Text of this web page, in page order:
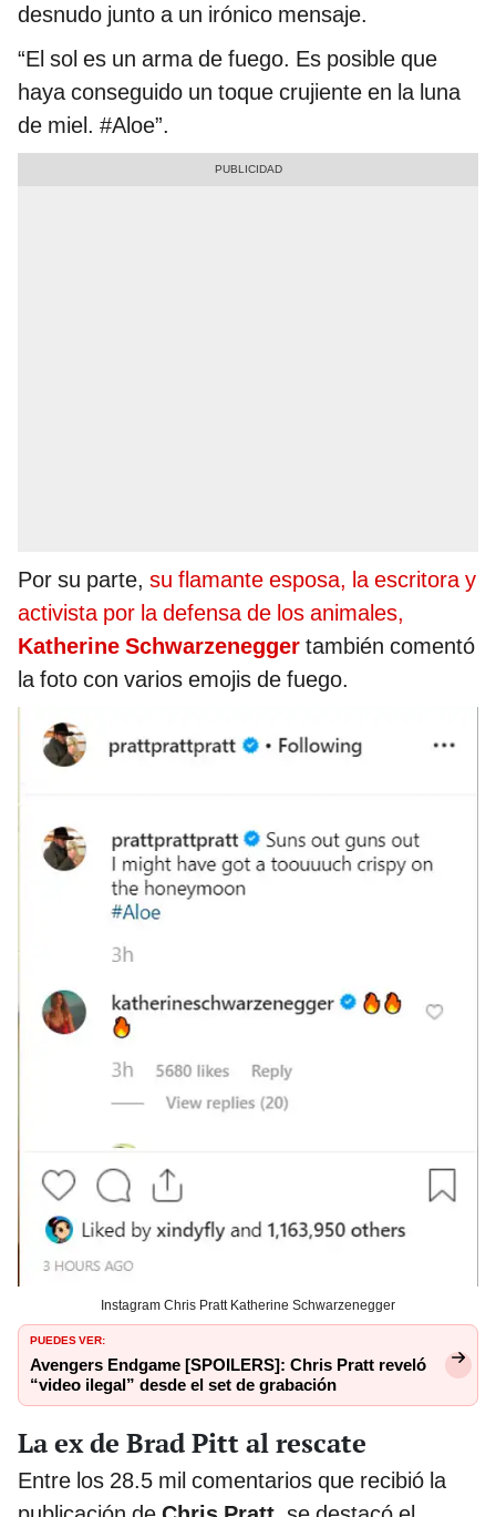
desnudo junto a un irónico mensaje.
“El sol es un arma de fuego. Es posible que
haya conseguido un toque crujiente en la luna
de miel. #Aloe”.
Por su parte, su flamante esposa, la escritora y
activista por la defensa de los animales,
Katherine Schwarzenegger también comentó
la foto con varios emojis de fuego.
Instagram Chris Pratt Katherine Schwarzenegger
PUEDES VER:
Avengers Endgame [SPOILERS]: Chris Pratt reveló
“video ilegal” desde el set de grabación
La ex de Brad Pitt al rescate
Entre los 28.5 mil comentarios que recibió la